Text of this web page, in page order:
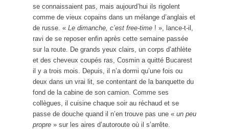
se connaissaient pas, mais aujourd’hui ils rigolent
comme de vieux copains dans un mélange d’anglais et
de russe. « Le dimanche, c’est free-time ! », lance-t-il,
ravi de se reposer enfin après cette semaine passée
sur la route. De grands yeux clairs, un corps d’athlète
et des cheveux coupés ras, Cosmin a quitté Bucarest
il y a trois mois. Depuis, il n’a dormi qu’une fois ou
deux dans un vrai lit, se contentant de la banquette du
fond de la cabine de son camion. Comme ses
collègues, il cuisine chaque soir au réchaud et se
passe de douche quand il n’en trouve pas une « un peu
propre » sur les aires d’autoroute où il s’arrête.